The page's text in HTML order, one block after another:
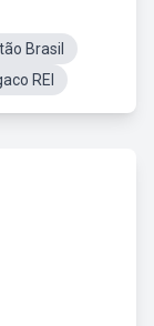
Brasil
REI